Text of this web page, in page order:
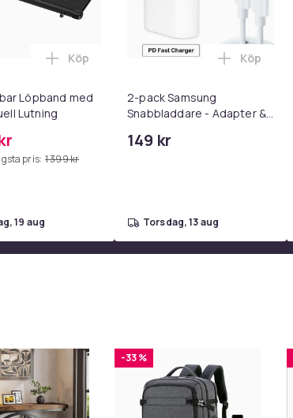
C till USB-C kabel i varukorgen
Snabbladdare - Adapter + Kabel 25W
Löpband med
Lutning
pris: 1 399 kr
Lägg till 2-i-1 Bärbar Löpband med 5%
Köp
19 aug
2-pack Samsung
Snabbladdare - Adapter &
149 kr
Lägg till
Köp
torsdag, 13 aug
-33 %